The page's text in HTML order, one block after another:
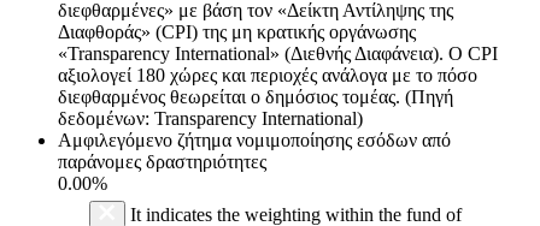
διεφθαρμένες» με βάση τον «Δείκτη Αντίληψης της
Διαφθοράς» (CPI) της μη κρατικής οργάνωσης
«Transparency International» (Διεθνής Διαφάνεια). Ο CPI
αξιολογεί 180 χώρες και περιοχές ανάλογα με το πόσο
διεφθαρμένος θεωρείται ο δημόσιος τομέας. (Πηγή
δεδομένων: Transparency International)
Αμφιλεγόμενο ζήτημα νομιμοποίησης εσόδων από
παράνομες δραστηριότητες
0.00%
It indicates the weighting within the fund of